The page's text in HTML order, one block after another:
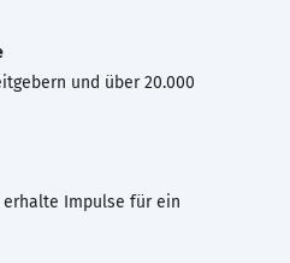
und über 20.000
Impulse für ein